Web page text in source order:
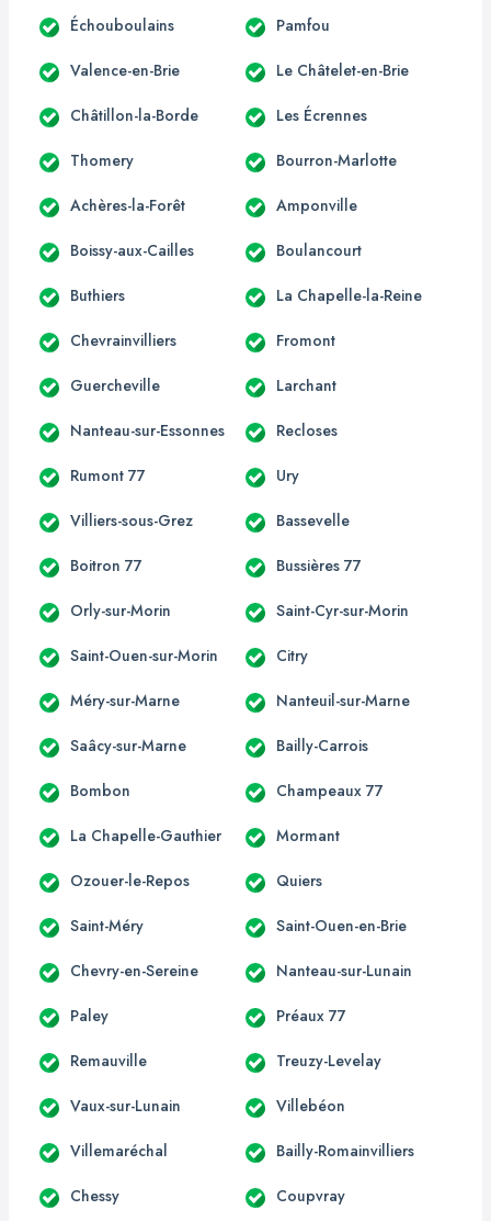
Échouboulains Pamfou
Valence-en-Brie Le Châtelet-en-Brie
Châtillon-la-Borde Les Écrennes
Thomery Bourron-Marlotte
Achères-la-Forêt Amponville
Boissy-aux-Cailles Boulancourt
Buthiers La Chapelle-la-Reine
Chevrainvilliers Fromont
Guercheville Larchant
Nanteau-sur-Essonnes Recloses
Rumont 77 Ury
Villiers-sous-Grez Bassevelle
Boitron 77 Bussières 77
Orly-sur-Morin Saint-Cyr-sur-Morin
Saint-Ouen-sur-Morin Citry
Méry-sur-Marne Nanteuil-sur-Marne
Saâcy-sur-Marne Bailly-Carrois
Bombon Champeaux 77
La Chapelle-Gauthier Mormant
Ozouer-le-Repos Quiers
Saint-Méry Saint-Ouen-en-Brie
Chevry-en-Sereine Nanteau-sur-Lunain
Paley Préaux 77
Remauville Treuzy-Levelay
Vaux-sur-Lunain Villebéon
Villemaréchal Bailly-Romainvilliers
Chessy Coupvray